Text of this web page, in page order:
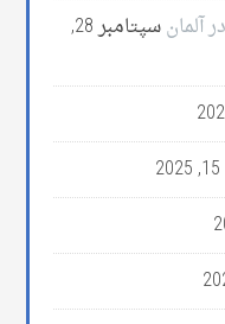
سپتامبر 28,